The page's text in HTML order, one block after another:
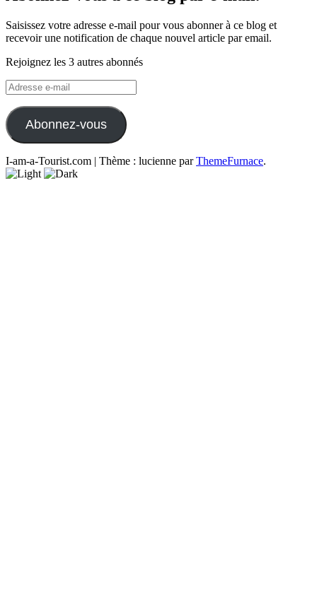
Saisissez votre adresse e-mail pour vous abonner à ce blog et
recevoir une notification de chaque nouvel article par email.
Rejoignez les 3 autres abonnés
Adresse
e-
mail
Abonnez-vous
I-am-a-Tourist.com | Thème : lucienne parThemeFurnace.